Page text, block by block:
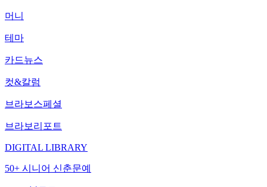
머니
테마
카드뉴스
컷&칼럼
브라보스페셜
브라보리포트
DIGITAL LIBRARY
50+ 시니어 신춘문예